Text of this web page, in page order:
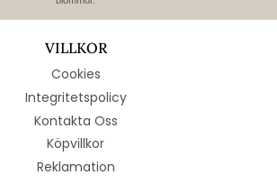
VILLKOR
Cookies
Integritetspolicy
Kontakta Oss
Köpvillkor
Reklamation